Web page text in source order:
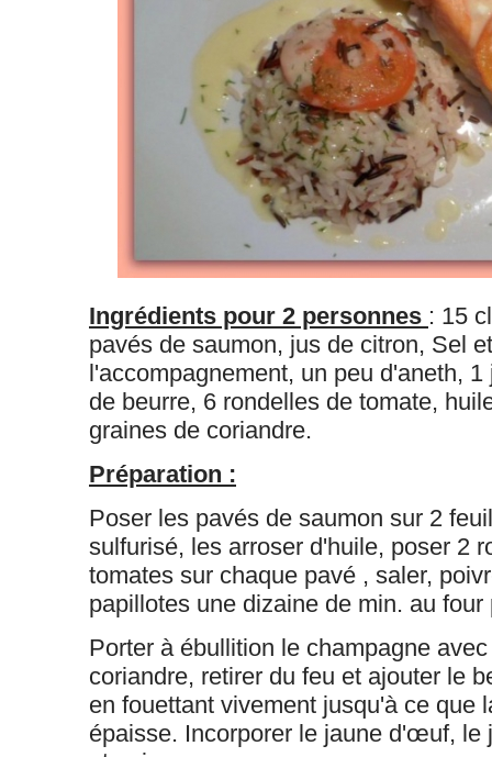
Ingrédients pour 2 personnes : 15
pavés de saumon, jus de citron, Sel
l'accompagnement, un peu d'aneth,
de beurre, 6 rondelles de tomate,
graines de coriandre.
Préparation :
Poser les pavés de saumon sur 2
sulfurisé, les arroser d'huile, poser 2
tomates sur chaque pavé , saler,
papillotes une dizaine de min. au four
Porter à ébullition le champagne
coriandre, retirer du feu et ajouter le
en fouettant vivement jusqu'à ce que
épaisse. Incorporer le jaune d'œuf, le